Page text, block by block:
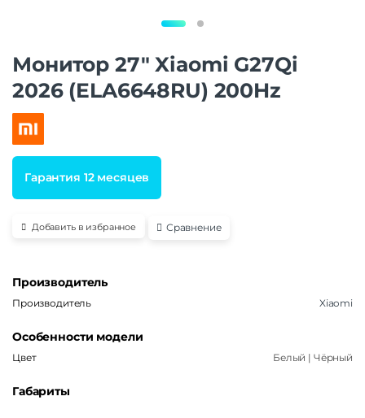
Монитор 27″ Xiaomi G27Qi
2026 (ELA6648RU) 200Hz
Гарантия 12 месяцев
Добавить в избранное Сравнение
Производитель
Производитель Xiaomi
Особенности модели
Цвет Белый | Чёрный
Габариты